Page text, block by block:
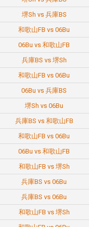
堺Sh vs 兵庫BS
和歌山FB vs 06Bu
06Bu vs 和歌山FB
兵庫BS vs 堺Sh
和歌山FB vs 06Bu
06Bu vs 兵庫BS
堺Sh vs 06Bu
兵庫BS vs 和歌山FB
和歌山FB vs 06Bu
06Bu vs 和歌山FB
和歌山FB vs 堺Sh
兵庫BS vs 06Bu
兵庫BS vs 06Bu
和歌山FB vs 堺Sh